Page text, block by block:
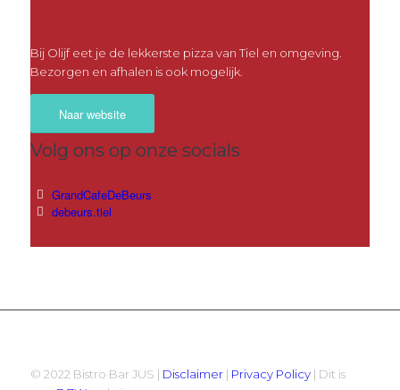
Bij Olijf eet je de lekkerste pizza van Tiel en omgeving.
Bezorgen en afhalen is ook mogelijk.
Naar website
Volg ons op onze socials
GrandCafeDeBeurs
debeurs.tiel
© 2022 Bistro Bar JUS | Disclaimer| Privacy Policy| Dit is